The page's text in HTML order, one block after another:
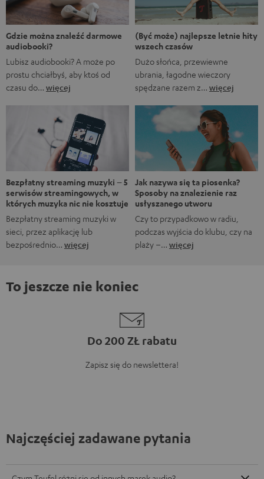
Marvela, podczas gdy ostatnie to tytuły obecnych lub
nadchodzących seriali. […]
Gdzie można znaleźć darmowe
audiobooki?
Lubisz audiobooki? A może po
prostu chciałbyś, aby ktoś od
czasu do… więcej
(Być może) najlepsze letnie hity
wszech czasów
Dużo słońca, przewiewne
ubrania, łagodne wieczory
spędzane razem z… więcej
Bezpłatny streaming muzyki – 5
serwisów streamingowych, w
których muzyka nic nie kosztuje
Bezpłatny streaming muzyki w
sieci, przez aplikację lub
bezpośrednio… więcej
Jak nazywa się ta piosenka?
Sposoby na znalezienie raz
usłyszanego utworu
Czy to przypadkowo w radiu,
podczas wyjścia do klubu, czy na
plaży –… więcej
To jeszcze nie koniec
Do 200 ZŁ rabatu
Zapisz się do newslettera!
Najczęściej zadawane pytania